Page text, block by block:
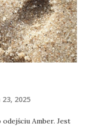
2025
Amber. Jest